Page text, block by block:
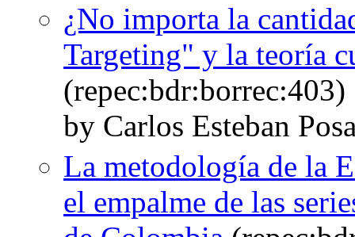
¿No importa la
Targeting" y la teoría
(repec:bdr:borrec:403)
by Carlos Esteban
La metodología de la
el empalme de las